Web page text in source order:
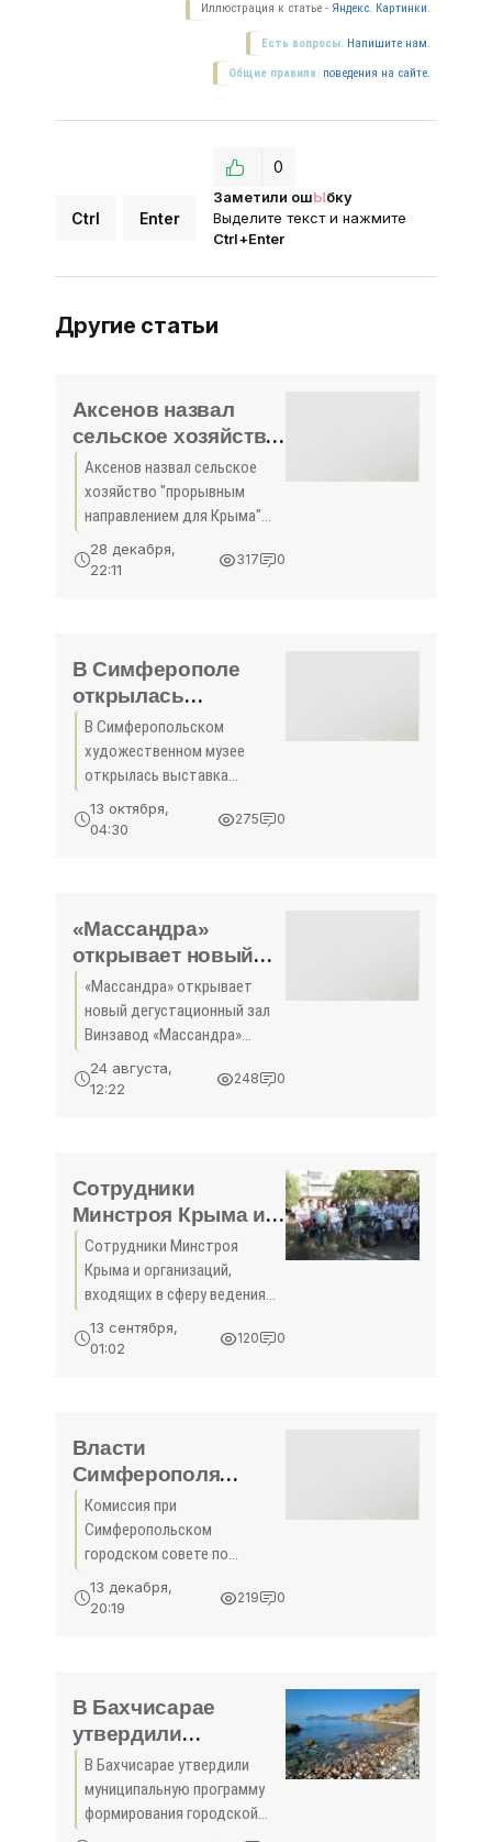
Иллюстрация к статье - Яндекс. Картинки.
Есть вопросы. Напишите нам.
Общие правила поведения на сайте.
Ctrl Enter
Заметили ошЫбку
Выделите текст и нажмите
Ctrl+Enter
0
Другие статьи
Аксенов назвал
сельское хозяйство
"прорывным
направлением для
Крыма" -
«Политика»
Аксенов назвал сельское
хозяйство "прорывным
направлением для Крыма"
Республика Крым будет
активно развивать сельское
28 декабря,
22:11
317 0
В Симферополе
открылась
выставка книжной
графики (ФОТО) -
«Симферополь»
В Симферопольском
художественном музее
открылась выставка
"Ожившая поэзия и проза:
иллюстрации к
корреспондент 3652.ru, на
13 октября,
04:30
275 0
«Массандра»
открывает новый
дегустационный зал
- «Экономика»
«Массандра» открывает
новый дегустационный зал
Винзавод «Массандра»
создал новый
дегустационный зал с
сейчас очень важно
развитие винного
24 августа,
12:22
248 0
Сотрудники
Минстроя Крыма и
организаций,
входящих в сферу
ведения приняли
участие во
Всероссийском
Сотрудники Минстроя
Крыма и организаций,
входящих в сферу ведения
приняли участие во
Всероссийском
архитектуры Республики
Крым приняли
13 сентября,
01:02
120 0
Власти
Симферополя
переименуют улицу
Турецкую вопреки
мнениям историков
- «Симферополь»
Комиссия при
Симферопольском
городском совете по
присвоению, изменению и
аннулированию
муниципальном образовании
рекомендовала
13 декабря,
20:19
219 0
В Бахчисарае
утвердили
муниципальную
программу
формирования
В Бахчисарае утвердили
муниципальную программу
формирования городской
среды На заседании